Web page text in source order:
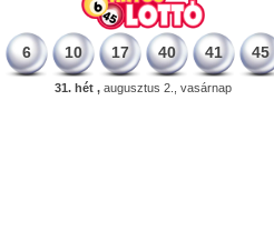
6 10 17 40 41 45
31. hét , augusztus 2., vasárnap